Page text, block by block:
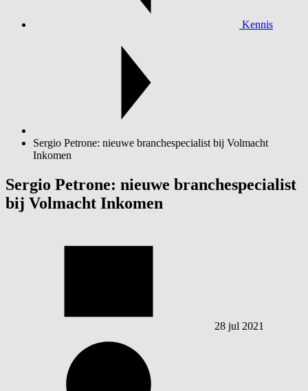
Kennis
Sergio Petrone: nieuwe branchespecialist bij Volmacht
Inkomen
Sergio Petrone: nieuwe branchespecialist
bij Volmacht Inkomen
28 jul 2021